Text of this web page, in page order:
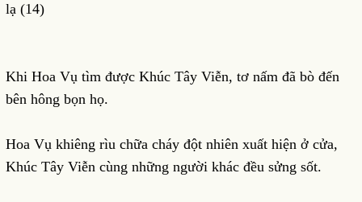
lạ (14)
Khi Hoa Vụ tìm được Khúc Tây Viễn, tơ nấm đã bò đến
bên hông bọn họ.
Hoa Vụ khiêng rìu chữa cháy đột nhiên xuất hiện ở cửa,
Khúc Tây Viễn cùng những người khác đều sửng sốt.